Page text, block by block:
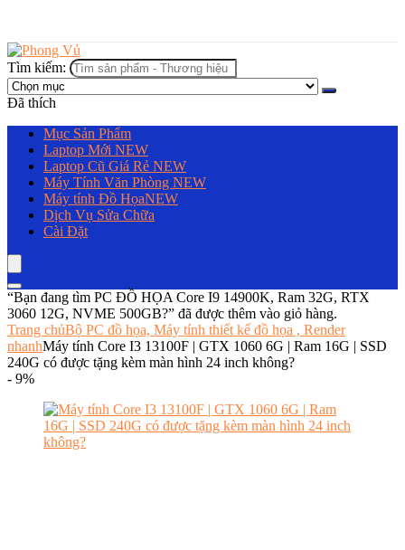
Tìm kiếm:
Đã thích
Mục Sản Phẩm
Laptop Mới NEW
Laptop Cũ Giá Rẻ NEW
Máy Tính Văn Phòng NEW
Máy tính Đồ HọaNEW
Dịch Vụ Sửa Chữa
Cài Đặt
“Bạn đang tìm PC ĐỒ HỌA Core I9 14900K, Ram 32G, RTX
3060 12G, NVME 500GB?” đã được thêm vào giỏ hàng.
Trang chủBộ PC đồ họa, Máy tính thiết kế đồ họa , Render
nhanhMáy tính Core I3 13100F | GTX 1060 6G | Ram 16G | SSD
240G có được tặng kèm màn hình 24 inch không?
- 9%